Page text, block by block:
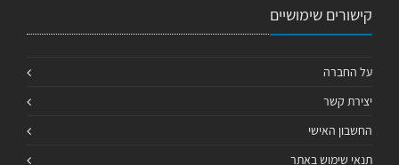
קישורים שימושיים
על החברה
יצירת קשר
החשבון האישי
תנאי שימוש באתר